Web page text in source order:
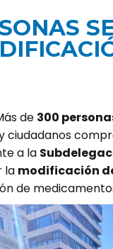
de 300
a la
la modificación
de